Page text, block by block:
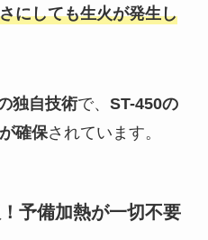
にしても生火が発生し
独自技術で、 ST-450の
確保されています。
予備加熱が一切不要